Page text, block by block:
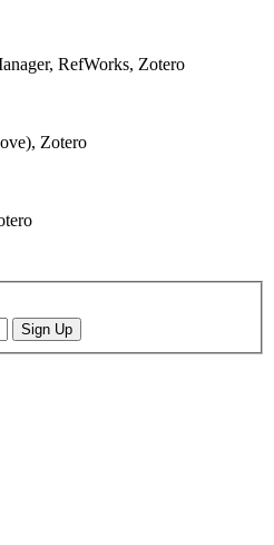
RefWorks, Zotero
Zotero